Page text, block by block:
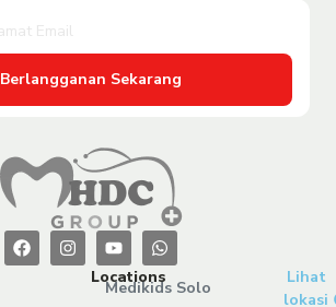
Berlangganan Sekarang
Locations
Medikids Solo
Lihat
lokasi